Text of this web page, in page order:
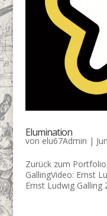
Elumination
von elu67Admin |
Zurück zum
GallingVideo: Ernst
Ernst Ludwig Galling